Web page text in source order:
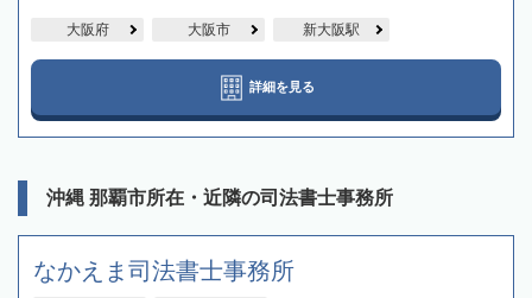
大阪府 大阪市 新大阪駅
詳細を見る
沖縄 那覇市所在・近隣の司法書士事務所
なかえま司法書士事務所